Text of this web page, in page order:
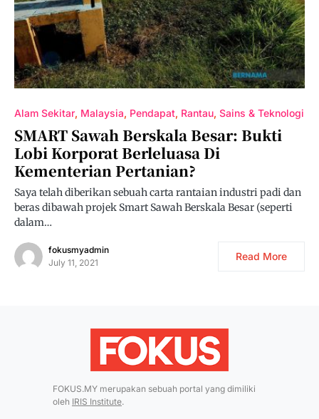
Alam Sekitar Malaysia Pendapat Rantau Sains & Teknologi
SMART Sawah Berskala Besar: Bukti
Lobi Korporat Berleluasa Di
Kementerian Pertanian?
Saya telah diberikan sebuah carta rantaian industri padi dan
beras dibawah projek Smart Sawah Berskala Besar (seperti
dalam…
fokusmyadmin
July 11, 2021
Read More
FOKUS.MY merupakan sebuah portal yang dimiliki
oleh IRIS Institute.